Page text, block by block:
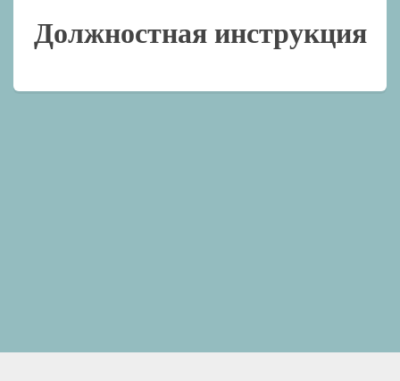
Должностная инструкция